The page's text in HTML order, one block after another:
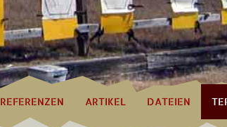
REFERENZEN ARTIKEL DATEIEN